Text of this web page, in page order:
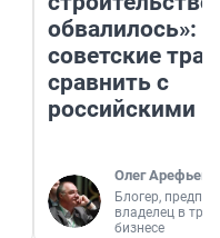
обвалилось»:
советские
сравнить с
российскими
Олег Арефьев
Блогер,
владелец в
бизнесе